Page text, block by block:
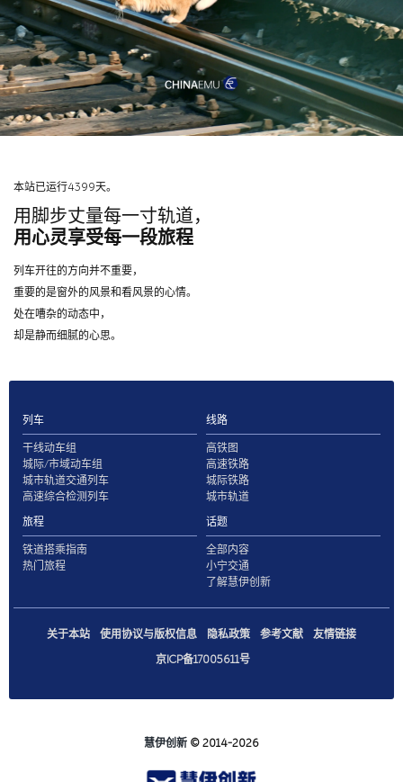
本站已运行4399天。
用脚步丈量每一寸轨道，
用心灵享受每一段旅程
列车开往的方向并不重要，
重要的是窗外的风景和看风景的心情。
处在嘈杂的动态中，
却是静而细腻的心思。
列车
干线动车组
城际/市域动车组
城市轨道交通列车
高速综合检测列车
线路
高铁图
高速铁路
城际铁路
城市轨道
旅程
铁道搭乘指南
热门旅程
话题
全部内容
小宁交通
了解慧伊创新
关于本站 使用协议与版权信息 隐私政策 参考文献
友情链接
京ICP备17005611号
慧伊创新 © 2014-2026